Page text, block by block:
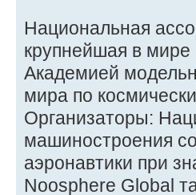
Национальная
крупнейшая в мире
Академией
мира по
Организаторы:
машиностроения
аэронавтики при
Noosphere Global